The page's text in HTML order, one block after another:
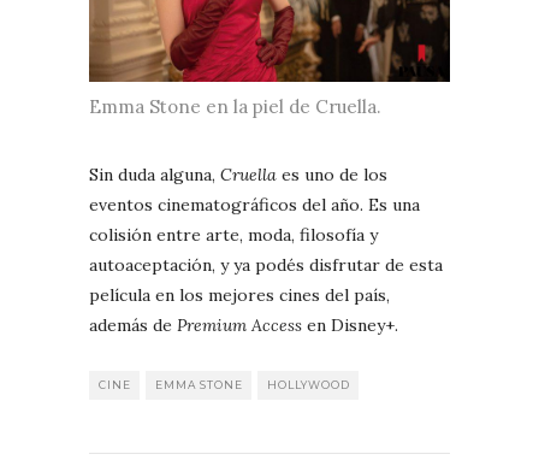
Emma Stone en la piel de Cruella.
Sin duda alguna, Cruella es uno de los
eventos cinematográficos del año. Es una
colisión entre arte, moda, filosofía y
autoaceptación, y ya podés disfrutar de esta
película en los mejores cines del país,
además de Premium Access en Disney+.
CINE EMMA STONE HOLLYWOOD